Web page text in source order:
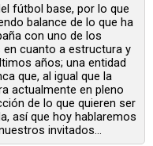
fútbol base, por lo que
balance de lo que ha
con uno de los
cuanto a estructura y
años; una entidad
que, al igual que la
actualmente en pleno
de lo que quieren ser
así que hoy hablaremos
invitados...